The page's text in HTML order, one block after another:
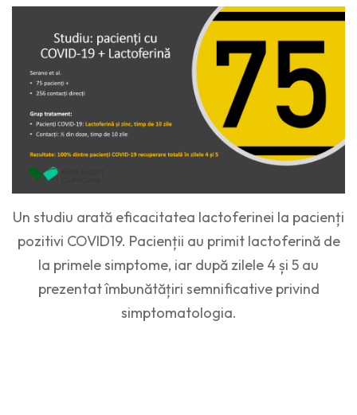
Un studiu arată eficacitatea lactoferinei la pacienți
pozitivi COVID19. Pacienții au primit lactoferină de
la primele simptome, iar după zilele 4 și 5 au
prezentat îmbunătățiri semnificative privind
simptomatologia.